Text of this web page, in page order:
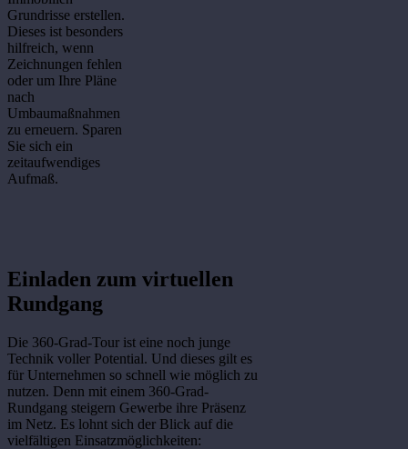
Grundrisse erstellen.
Dieses ist besonders
hilfreich, wenn
Zeichnungen fehlen
oder um Ihre Pläne
nach
Umbaumaßnahmen
zu erneuern. Sparen
Sie sich ein
zeitaufwendiges
Aufmaß.
Einladen zum virtuellen
Rundgang
Die 360-Grad-Tour ist eine noch junge
Technik voller Potential. Und dieses gilt es
für Unternehmen so schnell wie möglich zu
nutzen. Denn mit einem 360-Grad-
Rundgang steigern Gewerbe ihre Präsenz
im Netz. Es lohnt sich der Blick auf die
vielfältigen Einsatzmöglichkeiten: